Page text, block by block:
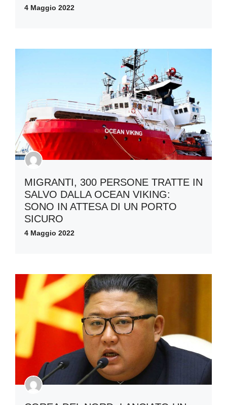
4 Maggio 2022
MIGRANTI, 300 PERSONE TRATTE IN
SALVO DALLA OCEAN VIKING:
SONO IN ATTESA DI UN PORTO
SICURO
4 Maggio 2022